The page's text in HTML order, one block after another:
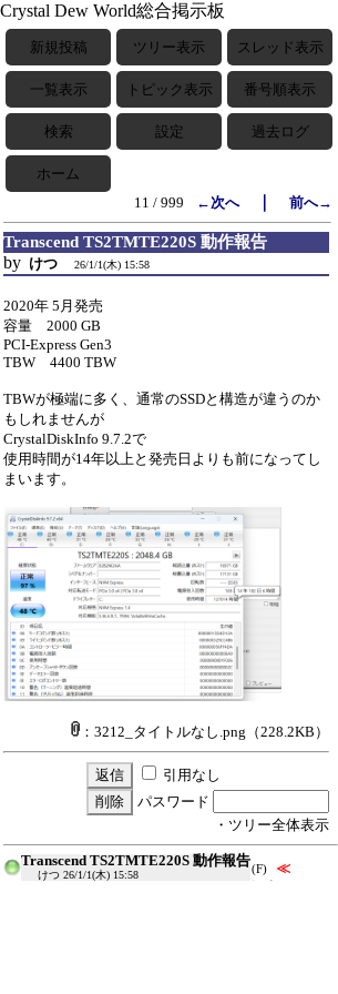
Crystal Dew World総合掲示板
新規投稿 ツリー表示 スレッド表示
一覧表示 トピック表示 番号順表示
検索 設定 過去ログ
ホーム
11 / 999
←次へ｜ 前へ→
Transcend TS2TMTE220S 動作報告
by けつ 26/1/1(木) 15:58
2020年 5月発売
容量 2000 GB
PCI-Express Gen3
TBW 4400 TBW
TBWが極端に多く、通常のSSDと構造が違うのか
もしれませんが
CrystalDiskInfo 9.7.2で
使用時間が14年以上と発売日よりも前になってし
まいます。
：3212_タイトルなし.png （228.2KB）
引用なし
パスワード
・ツリー全体表示
Transcend TS2TMTE220S 動作報告
けつ 26/1/1(木) 15:58 (F)
≪